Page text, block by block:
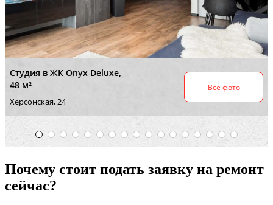
Почему стоит подать заявку на ремонт
сейчас?